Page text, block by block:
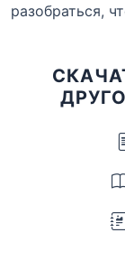
разобраться,